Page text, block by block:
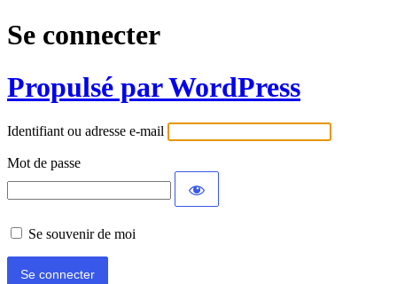
Se connecter
Propulsé par WordPress
Identifiant ou adresse e-mail
Mot de passe
Se souvenir de moi